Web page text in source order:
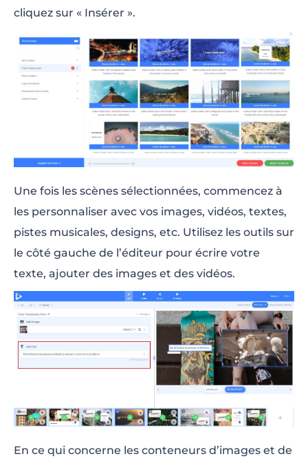
cliquez sur « Insérer ».
Une fois les scènes sélectionnées, commencez à
les personnaliser avec vos images, vidéos, textes,
pistes musicales, designs, etc. Utilisez les outils sur
le côté gauche de l’éditeur pour écrire votre
texte, ajouter des images et des vidéos.
En ce qui concerne les conteneurs d’images et de